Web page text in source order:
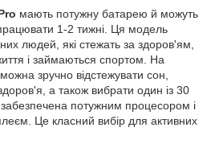
мають потужну батарею й можуть
1-2 тижні. Ця модель
людей, які стежать за здоров'ям,
і займаються спортом. На
зручно відстежувати сон,
а також вибрати один із 30
потужним процесором і
Це класний вибір для активних